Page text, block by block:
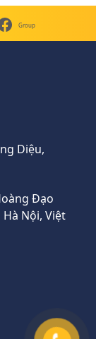
Group
Diệu,
Đạo
Nội, Việt